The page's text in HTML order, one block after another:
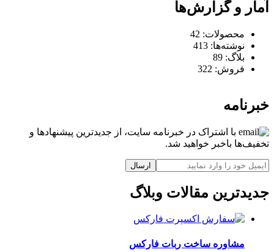
آمار و گزارش‌ها
محصولات: 42
نوشته‌ها: 413
بلاگ: 89
فروش: 322
خبرنامه
با اشتراک در خبرنامه سایت، از جدیدترین پیشنهادها و
تخفیف‌ها باخبر خواهید شد.
ارسال
جدیدترین مقالات وبلاگ
مشاوره ساخت ربات فارکس